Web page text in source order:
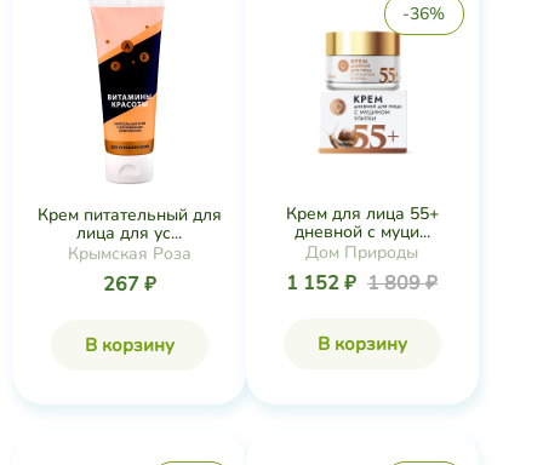
Крем питательный для
лица для ус...
Крымская Роза
267 ₽
В корзину
-36%
Крем для лица 55+
дневной с муци...
Дом Природы
1 152 ₽ 1 809 ₽
В корзину